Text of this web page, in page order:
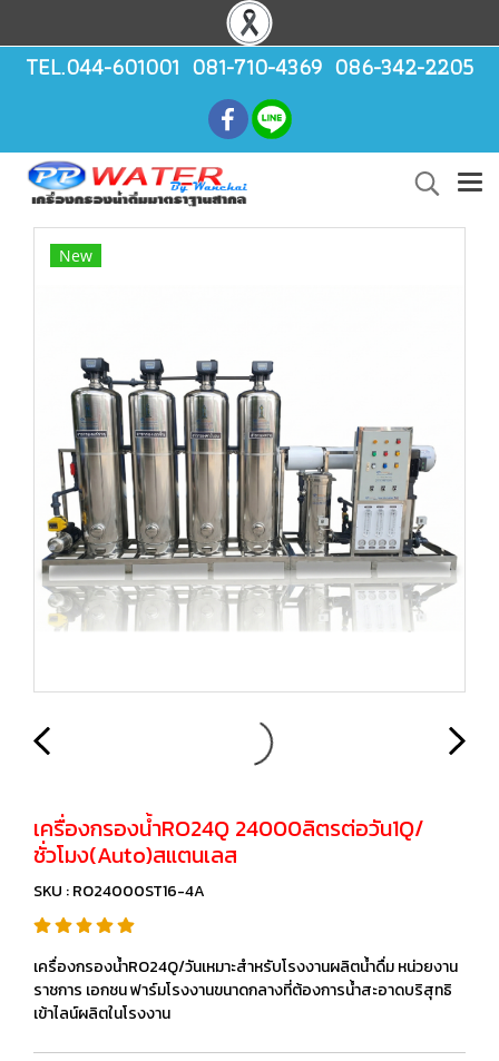
TEL.044-601001 081-710-4369 086-342-2205
New
เครื่องกรองน้ำRO24Q 24000ลิตรต่อวัน1Q/
ชั่วโมง(Auto)สแตนเลส
SKU : RO24000ST16-4A
เครื่องกรองน้ำRO24Q/วันเหมาะสำหรับโรงงานผลิตน้ำดื่ม หน่วยงาน
ราชการ เอกชน ฟาร์มโรงงานขนาดกลางที่ต้องการน้ำสะอาดบริสุทธิ
เข้าไลน์ผลิตในโรงงาน